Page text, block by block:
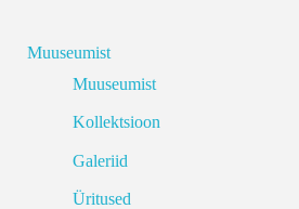
Muuseumist
Muuseumist
Kollektsioon
Galeriid
Üritused